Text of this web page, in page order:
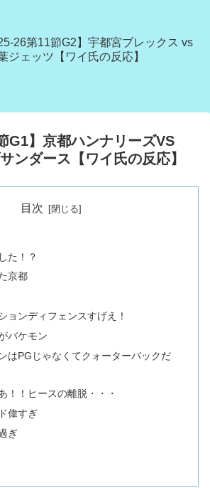
25-26第11節G2】宇都宮ブレックス vs
ジェッツ【ワイ氏の反応】
G1】京都ハンナリーズVS
ンダース【ワイ氏の反応】
目次
た！？
京都
ョンディフェンスすげえ！
バケモン
はPGじゃなくてクォーターバックだ
！！ヒースの離脱・・・
偉すぎ
ぎ